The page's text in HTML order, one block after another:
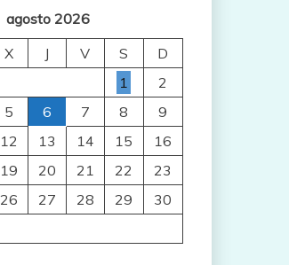
agosto 2026
X J V S
D
1
2
5 6 7 8
9
12 13 14 15
16
19 20 21 22
23
26 27 28 29
30